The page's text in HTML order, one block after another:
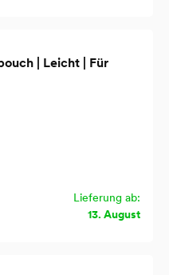
| Leicht | Für
Lieferung ab:
13. August